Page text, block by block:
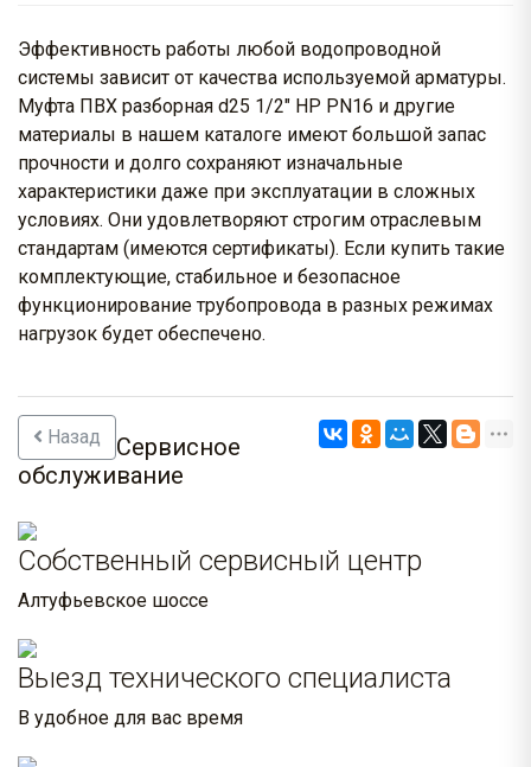
Эффективность работы любой водопроводной
системы зависит от качества используемой арматуры.
Муфта ПВХ разборная d25 1/2" НР PN16 и другие
материалы в нашем каталоге имеют большой запас
прочности и долго сохраняют изначальные
характеристики даже при эксплуатации в сложных
условиях. Они удовлетворяют строгим отраслевым
стандартам (имеются сертификаты). Если купить такие
комплектующие, стабильное и безопасное
функционирование трубопровода в разных режимах
нагрузок будет обеспечено.
Назад
Сервисное
обслуживание
Собственный сервисный центр
Алтуфьевское шоссе
Выезд технического специалиста
В удобное для вас время